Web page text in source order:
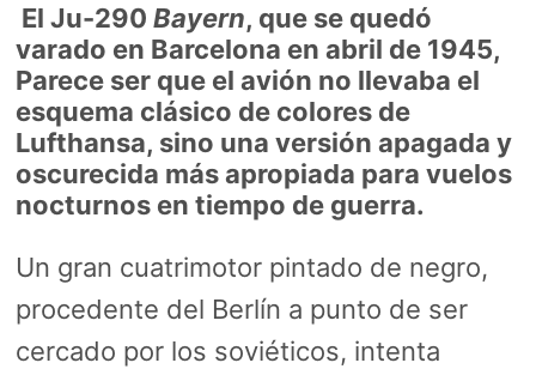
El Ju-290 Bayern, que se quedó
varado en Barcelona en abril de 1945,
Parece ser que el avión no llevaba el
esquema clásico de colores de
Lufthansa, sino una versión apagada y
oscurecida más apropiada para vuelos
nocturnos en tiempo de guerra.
Un gran cuatrimotor pintado de negro,
procedente del Berlín a punto de ser
cercado por los soviéticos, intenta